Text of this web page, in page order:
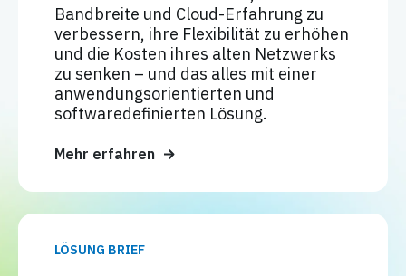
Bandbreite und Cloud-Erfahrung zu
verbessern, ihre Flexibilität zu erhöhen
und die Kosten ihres alten Netzwerks
zu senken – und das alles mit einer
anwendungsorientierten und
softwaredefinierten Lösung.
Mehr erfahren
LÖSUNG BRIEF